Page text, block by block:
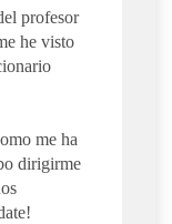
profesor
he visto
me ha
dirigirme